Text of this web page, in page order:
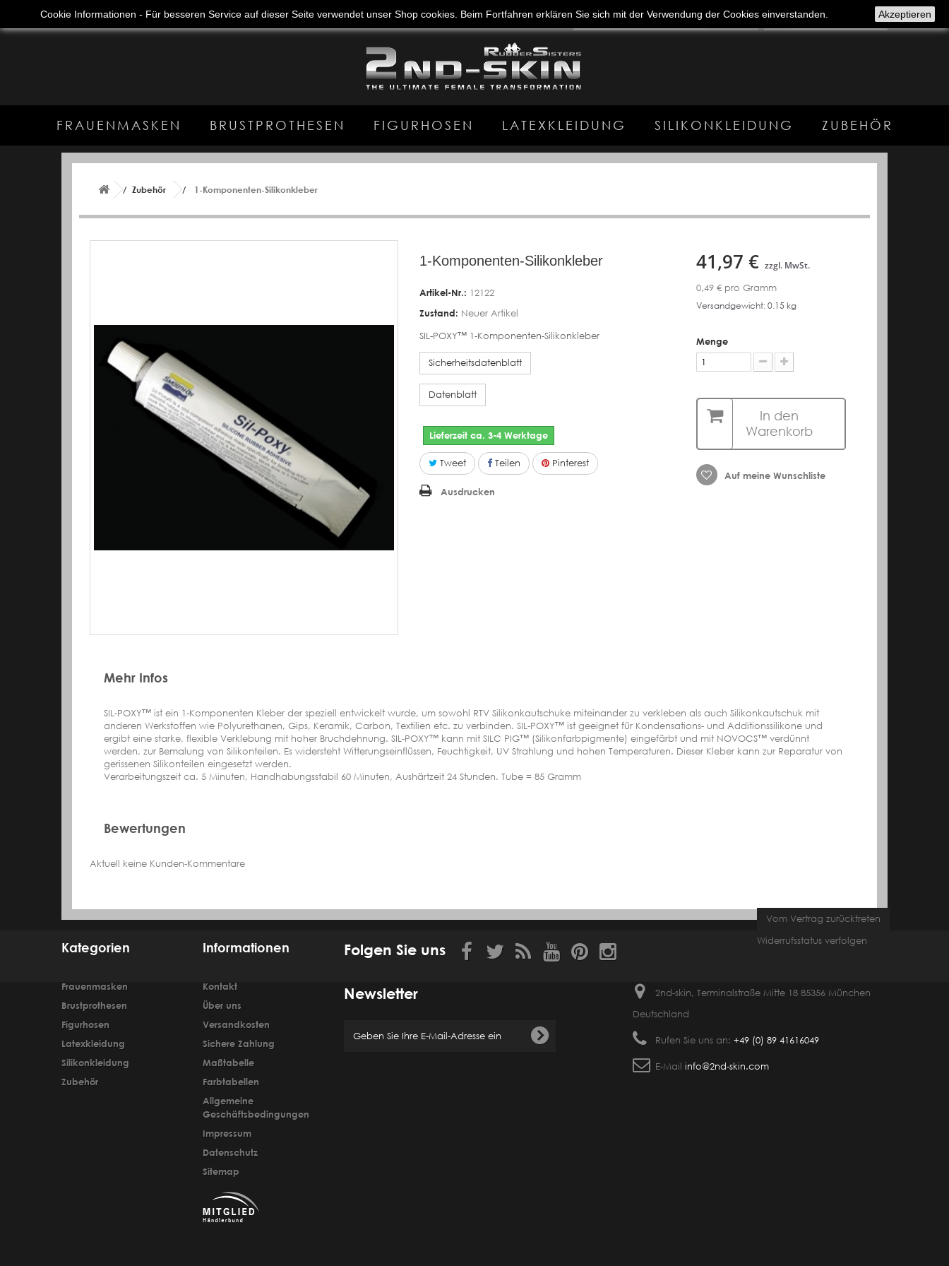
+49 (0) 89 41616049 Anmelden Deutsch (Leer)
FRAUENMASKEN BRUSTPROTHESEN FIGURHOSEN LATEXKLEIDUNG SILIKONKLEIDUNG ZUBEHÖR
Zubehör 1-Komponenten-Silikonkleber
1-Komponenten-Silikonkleber
Artikel-Nr.: 12122
Zustand: Neuer Artikel
SIL-POXY™ 1-Komponenten-Silikonkleber
Sicherheitsdatenblatt
Datenblatt
Lieferzeit ca. 3-4 Werktage
Tweet Teilen Pinterest
Ausdrucken
41,97 € zzgl. MwSt.
0,49 €pro Gramm
Versandgewicht: 0.15 kg
Menge
In den
Warenkorb
Auf meine Wunschliste
Mehr Infos
SIL-POXY™ ist ein 1-Komponenten Kleber der speziell entwickelt wurde, um sowohl RTV Silikonkautschuke miteinander zu verkleben als auch Silikonkautschuk mit
anderen Werkstoffen wie Polyurethanen, Gips, Keramik, Carbon, Textilien etc. zu verbinden. SIL-POXY™ ist geeignet für Kondensations- und Additionssilikone und
ergibt eine starke, flexible Verklebung mit hoher Bruchdehnung. SIL-POXY™ kann mit SILC PIG™ (Silikonfarbpigmente) eingefärbt und mit NOVOCS™ verdünnt
werden, zur Bemalung von Silikonteilen. Es widersteht Witterungseinflüssen, Feuchtigkeit, UV Strahlung und hohen Temperaturen. Dieser Kleber kann zur Reparatur von
gerissenen Silikonteilen eingesetzt werden.
Verarbeitungszeit ca. 5 Minuten, Handhabungsstabil 60 Minuten, Aushärtzeit 24 Stunden. Tube = 85 Gramm
Bewertungen
Aktuell keine Kunden-Kommentare
Kategorien
Frauenmasken
Brustprothesen
Figurhosen
Latexkleidung
Silikonkleidung
Zubehör
Informationen
Kontakt
Über uns
Versandkosten
Sichere Zahlung
Maßtabelle
Farbtabellen
Allgemeine
Geschäftsbedingungen
Impressum
Datenschutz
Sitemap
Folgen Sie uns
Newsletter
2nd-skin, Terminalstraße Mitte 18 85356 München
Deutschland
Rufen Sie uns an:+49 (0) 89 41616049
E-Mailinfo@2nd-skin.com
Cookie Informationen - Für besseren Service auf dieser Seite verwendet unser Shop cookies. Beim Fortfahren erklären Sie sich mit der Verwendung der Cookies einverstanden. Akzeptieren
Vom Vertrag zurücktreten
Widerrufsstatus verfolgen